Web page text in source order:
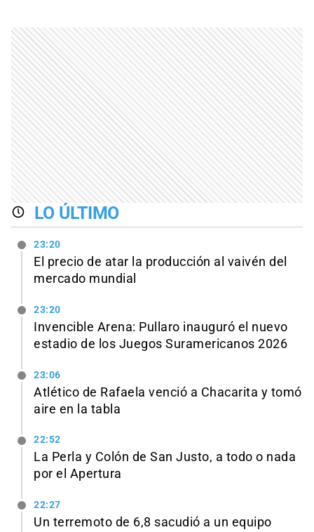
LO ÚLTIMO
23:20
El precio de atar la producción al vaivén del
mercado mundial
23:20
Invencible Arena: Pullaro inauguró el nuevo
estadio de los Juegos Suramericanos 2026
23:06
Atlético de Rafaela venció a Chacarita y tomó
aire en la tabla
22:52
La Perla y Colón de San Justo, a todo o nada
por el Apertura
22:27
Un terremoto de 6,8 sacudió a un equipo